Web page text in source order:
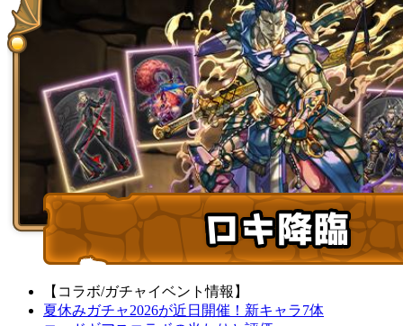
【コラボ/ガチャイベント情報】
夏休みガチャ2026が近日開催！新キャラ7体